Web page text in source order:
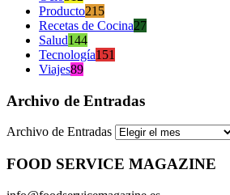
Producto215
Recetas de Cocina27
Salud144
Tecnología151
Viajes89
Archivo de Entradas
Archivo de Entradas
FOOD SERVICE MAGAZINE